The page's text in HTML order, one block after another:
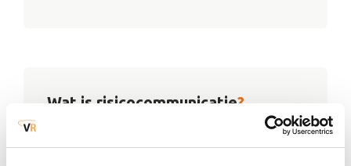
Wat is risicocommunicatie?
Welke gevaren en risico’s zijn er in je omgeving?